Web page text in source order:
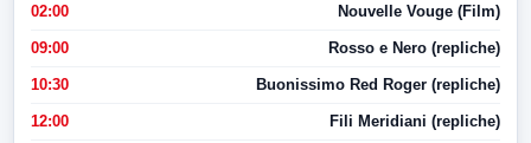
02:00 Nouvelle Vouge (Film)
09:00 Rosso e Nero (repliche)
10:30 Buonissimo Red Roger (repliche)
12:00 Fili Meridiani (repliche)